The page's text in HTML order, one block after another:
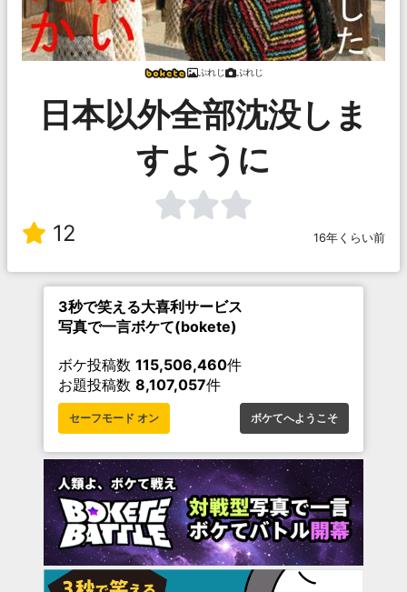
ぷれじ ぷれじ
日本以外全部沈没しま
すように
12 16年くらい前
3秒で笑える大喜利サービス
写真で一言ボケて(bokete)
ボケ投稿数 115,506,460件
お題投稿数 8,107,057件
セーフモード オン ボケてへようこそ